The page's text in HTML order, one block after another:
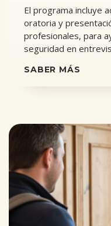
El programa incluye
oratoria y
profesionales, para
seguridad en
SABER MÁS